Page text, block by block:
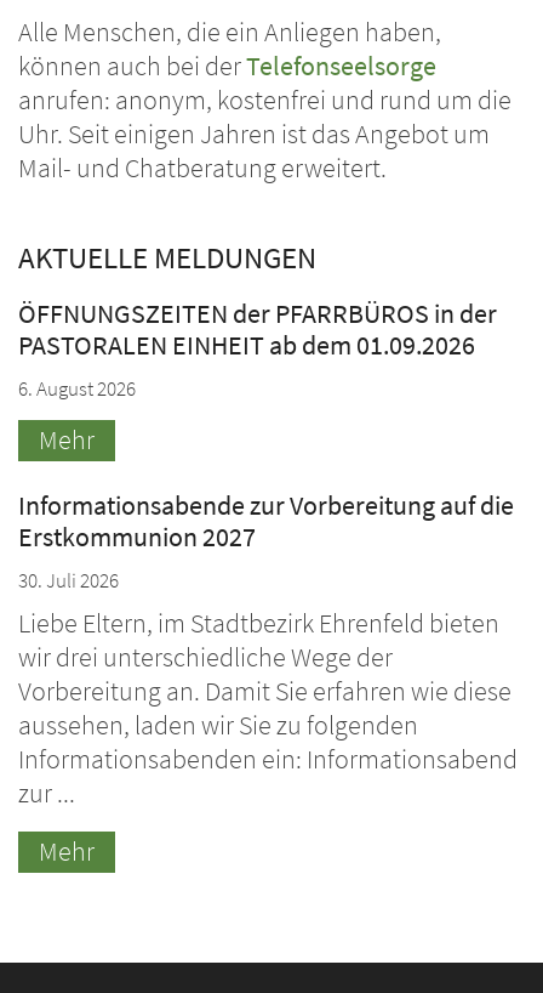
Alle Menschen, die ein Anliegen haben,
können auch bei derTelefonseelsorge
anrufen: anonym, kostenfrei und rund um die
Uhr. Seit einigen Jahren ist das Angebot um
Mail- und Chatberatung erweitert.
AKTUELLE MELDUNGEN
ÖFFNUNGSZEITEN der PFARRBÜROS in der
PASTORALEN EINHEIT ab dem 01.09.2026
6. August 2026
Mehr
Informationsabende zur Vorbereitung auf die
Erstkommunion 2027
30. Juli 2026
Liebe Eltern, im Stadtbezirk Ehrenfeld bieten
wir drei unterschiedliche Wege der
Vorbereitung an. Damit Sie erfahren wie diese
aussehen, laden wir Sie zu folgenden
Informationsabenden ein: Informationsabend
zur ...
Mehr